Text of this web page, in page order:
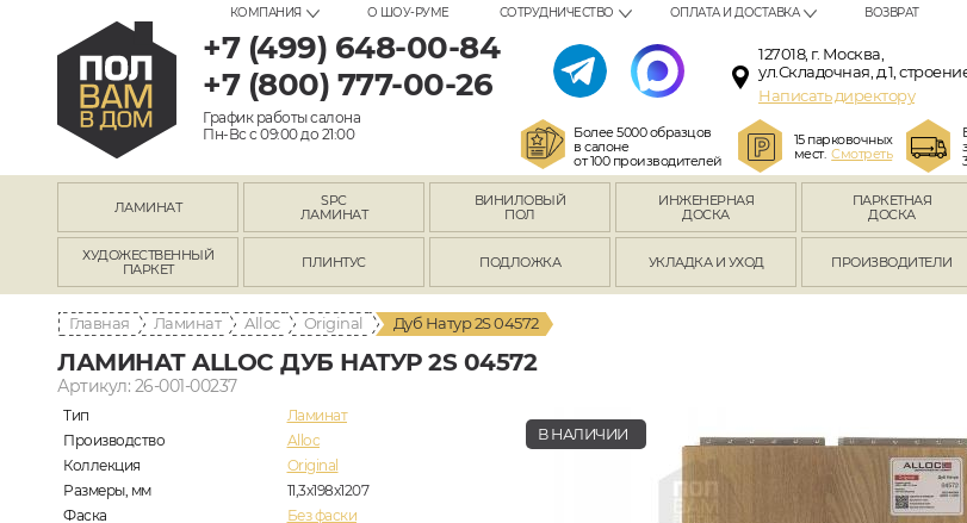
КОМПАНИЯ О ШОУ-РУМЕ СОТРУДНИЧЕСТВО ОПЛАТА И ДОСТАВКА ВОЗВРАТ
+7 (499) 648-00-84
+7 (800) 777-00-26
График работы салона
Пн-Вс с 09:00 до 21:00
127018, г. Москва,
ул.Складочная, д.1,
Написать директору
Более 5000 образцов
в салоне
от 100 производителей
15 парковочных
мест.Смотреть
ЛАМИНАТ
SPC
ЛАМИНАТ
ВИНИЛОВЫЙ
ПОЛ
ИНЖЕНЕРНАЯ
ДОСКА
ПАРКЕТНАЯ
ДОСКА
ХУДОЖЕСТВЕННЫЙ
ПАРКЕТ
ПЛИНТУС ПОДЛОЖКА УКЛАДКА И УХОД ПРОИЗВОДИТЕЛИ
Главная Ламинат Alloc Original Дуб Натур 2S 04572
ЛАМИНАТ ALLOC ДУБ НАТУР 2S 04572
Артикул: 26-001-00237
Тип
Ламинат
Производство
Alloc
Коллекция
Original
Размеры, мм
11,3х198х1207
Фаска
Без фаски
В НАЛИЧИИ